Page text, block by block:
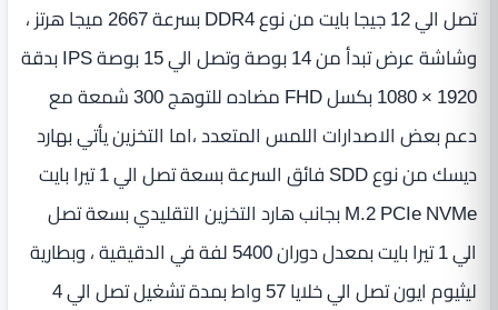
تصل الي 12 جيجا بايت من نوع DDR4 بسرعة 2667 ميجا هرتز ،
وشاشة عرض تبدأ من 14 بوصة وتصل الي 15 بوصة IPS بدقة
1920 × 1080 بكسل FHD مضاده للتوهج 300 شمعة مع
دعم بعض الاصدارات اللمس المتعدد ،اما التخزين يأتي بهارد
ديسك من نوع SDD فائق السرعة بسعة تصل الي 1 تيرا بايت
M.2 PCIe NVMe بجانب هارد التخزين التقليدي بسعة تصل
الي 1 تيرا بايت بمعدل دوران 5400 لفة في الدقيقية ، وبطارية
ليثيوم ايون تصل الي خلايا 57 واط بمدة تشغيل تصل الي 4